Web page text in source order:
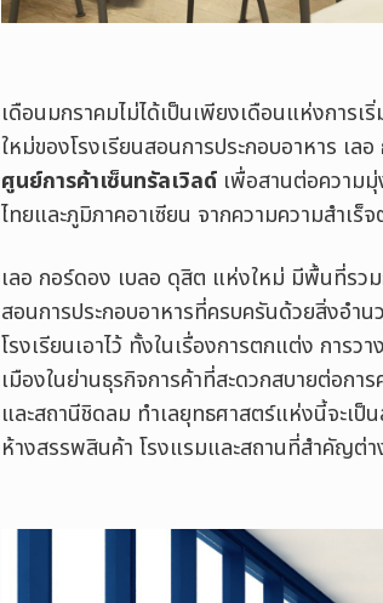
เดือนมกราคมไม่ได้เป็นเพียงเดือนแห่งการ
ใหม่ของโรงเรียนสอนการประกอบอาหาร เ
ศูนย์การค้าเซ็นทรัลเวิลด์ เพื่อสานต่อความ
ไทยและภูมิภาคอาเซียน จากความความสำเร็
เลอ กอร์ดอง เบลอ ดุสิต แห่งใหม่ มีพื้นที่รว
สอนการประกอบอาหารที่ครบครันด้วยสิ่งอำ
โรงเรียนเอาไว้ ทั้งในเรื่องการตกแต่ง การ
เมืองในย่านธุรกิจการค้าที่สะดวกสบายต่อก
และสถานีชิดลม ทำเลยุทธศาสตร์แห่งนี้จะเป็
ห้างสรรพสินค้า โรงแรมและสถานที่สำคัญต่า